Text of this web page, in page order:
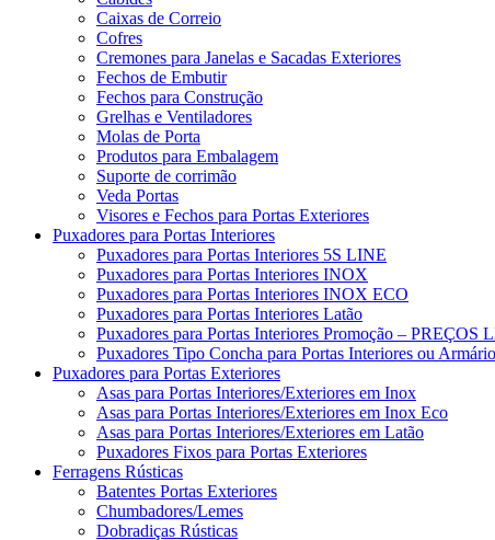
Caixas de Correio
Cofres
Cremones para Janelas e Sacadas Exteriores
Fechos de Embutir
Fechos para Construção
Grelhas e Ventiladores
Molas de Porta
Produtos para Embalagem
Suporte de corrimão
Veda Portas
Visores e Fechos para Portas Exteriores
Puxadores para Portas Interiores
Puxadores para Portas Interiores 5S LINE
Puxadores para Portas Interiores INOX
Puxadores para Portas Interiores INOX ECO
Puxadores para Portas Interiores Latão
Puxadores para Portas Interiores Promoção –
Puxadores Tipo Concha para Portas Interiores ou
Puxadores para Portas Exteriores
Asas para Portas Interiores/Exteriores em Inox
Asas para Portas Interiores/Exteriores em Inox Eco
Asas para Portas Interiores/Exteriores em Latão
Puxadores Fixos para Portas Exteriores
Ferragens Rústicas
Batentes Portas Exteriores
Chumbadores/Lemes
Dobradiças Rústicas